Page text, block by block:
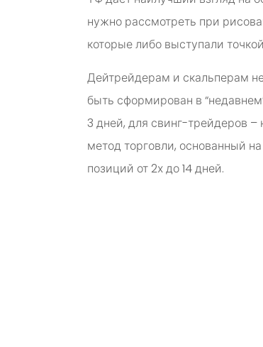
нужно рассмотреть при
которые либо выступали
Дейтрейдерам и скальперам
быть сформирован в
3 дней, для свинг-трейдеров –
метод торговли, основанный
позиций от 2х до 14 дней.